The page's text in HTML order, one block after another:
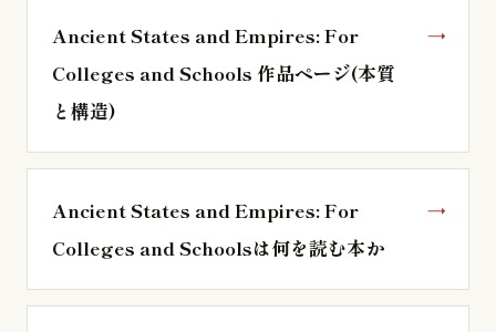
Ancient States and Empires: For
Colleges and Schools 作品ページ(本質
と構造)
Ancient States and Empires: For
Colleges and Schoolsは何を読む本か